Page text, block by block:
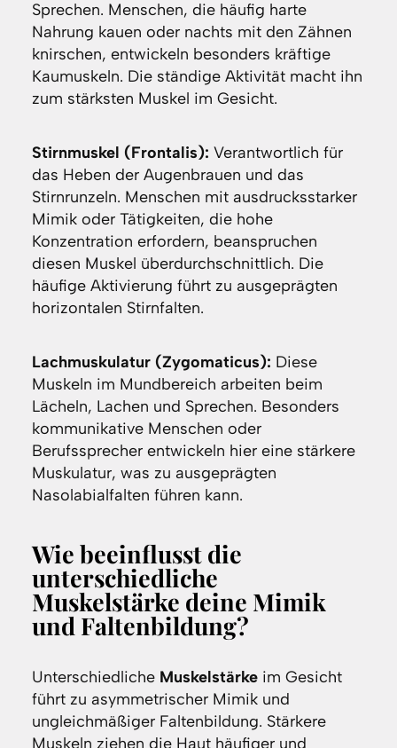
Sprechen. Menschen, die häufig harte
Nahrung kauen oder nachts mit den Zähnen
knirschen, entwickeln besonders kräftige
Kaumuskeln. Die ständige Aktivität macht ihn
zum stärksten Muskel im Gesicht.
Stirnmuskel (Frontalis): Verantwortlich für
das Heben der Augenbrauen und das
Stirnrunzeln. Menschen mit ausdrucksstarker
Mimik oder Tätigkeiten, die hohe
Konzentration erfordern, beanspruchen
diesen Muskel überdurchschnittlich. Die
häufige Aktivierung führt zu ausgeprägten
horizontalen Stirnfalten.
Lachmuskulatur (Zygomaticus): Diese
Muskeln im Mundbereich arbeiten beim
Lächeln, Lachen und Sprechen. Besonders
kommunikative Menschen oder
Berufssprecher entwickeln hier eine stärkere
Muskulatur, was zu ausgeprägten
Nasolabialfalten führen kann.
Wie beeinflusst die
unterschiedliche
Muskelstärke deine Mimik
und Faltenbildung?
Unterschiedliche Muskelstärkeim Gesicht
führt zu asymmetrischer Mimik und
ungleichmäßiger Faltenbildung. Stärkere
Muskeln ziehen die Haut häufiger und